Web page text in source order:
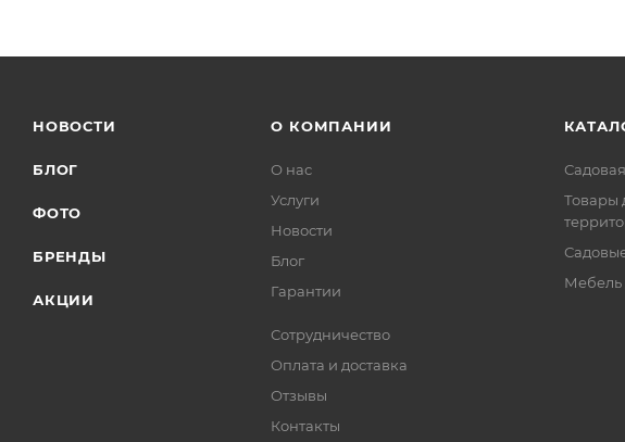
НОВОСТИ
БЛОГ
ФОТО
БРЕНДЫ
АКЦИИ
О КОМПАНИИ
О нас
Услуги
Новости
Блог
Гарантии
Сотрудничество
Оплата и доставка
Отзывы
Контакты
Товары
Мебель